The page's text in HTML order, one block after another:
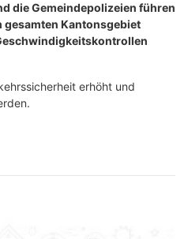
die Gemeindepolizeien führen
gesamten Kantonsgebiet
erhöht und